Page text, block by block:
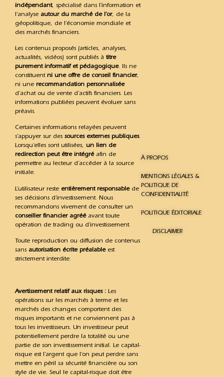
indépendant, spécialisé dans l’information et
l’analyse autour du marché de l’or, de la
géopolitique, de l’économie mondiale et
des marchés financiers.
Les contenus proposés (articles, analyses,
actualités, vidéos) sont publiés à titre
purement informatif et pédagogique. Ils ne
constituent ni une offre de conseil financier,
ni une recommandation personnalisée
d’achat ou de vente d’actifs financiers. Les
informations publiées peuvent évoluer sans
préavis.
Certaines informations relayées peuvent
s’appuyer sur des sources externes publiques.
Lorsqu’elles sont utilisées, un lien de
redirection peut être intégréafin de
permettre au lecteur d’accéder à la source
initiale.
L’utilisateur reste entièrement responsablede
ses décisions d’investissement. Nous
recommandons vivement de consulter un
conseiller financier agrééavant toute
opération de trading ou d’investissement.
Toute reproduction ou diffusion de contenus
sans autorisation écrite préalableest
strictement interdite.
Avertissement relatif aux risques : Les
opérations sur les marchés à terme et les
marchés des changes comportent des
risques importants et ne conviennent pas à
tous les investisseurs. Un investisseur peut
potentiellement perdre la totalité ou une
partie de son investissement initial. Le capital-
risque est l’argent que l’on peut perdre sans
mettre en péril sa sécurité financière ou son
style de vie. Seul le capital-risque doit être
À PROPOS
MENTIONS LÉGALES &
POLITIQUE DE
CONFIDENTIALITÉ
POLITIQUE ÉDITORIALE
DISCLAIMER